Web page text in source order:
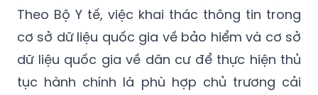
Theo Bộ Y tế, việc khai thác thông tin trong
cơ sở dữ liệu quốc gia về bảo hiểm và cơ sở
dữ liệu quốc gia về dân cư để thực hiện thủ
tục hành chính là phù hợp chủ trương cải